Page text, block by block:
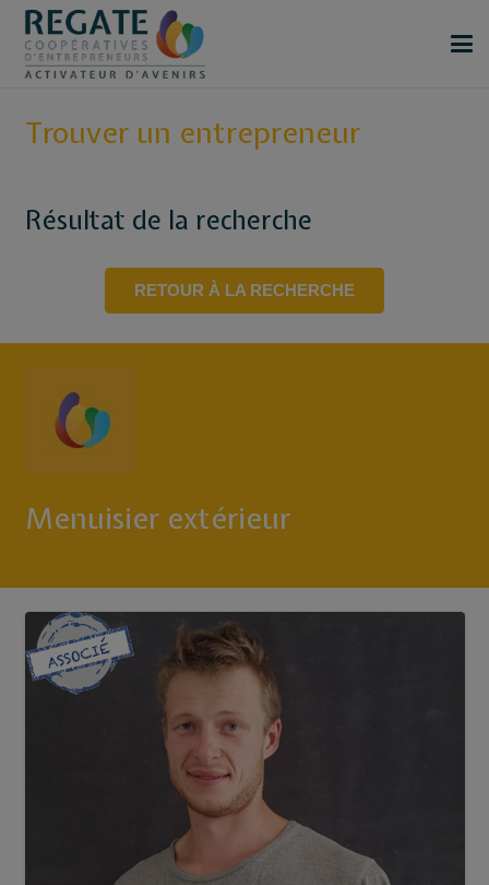
Trouver un entrepreneur
Résultat de la recherche
RETOUR À LA RECHERCHE
Menuisier extérieur